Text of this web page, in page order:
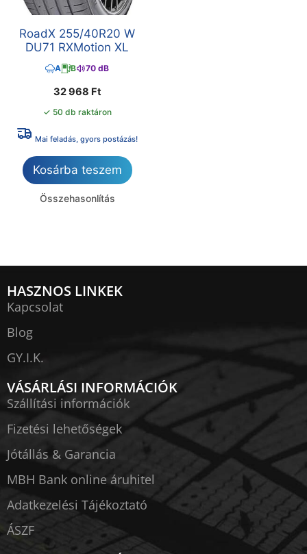
RoadX 255/40R20 W
DU71 RXMotion XL
A B 70 dB
32 968 Ft
✓ 50 db raktáron
Mai feladás, gyors postázás!
Kosárba teszem
Összehasonlítás
HASZNOS LINKEK
Kapcsolat
Blog
GY.I.K.
VÁSÁRLÁSI INFORMÁCIÓK
Szállítási információk
Fizetési lehetőségek
Jótállás & Garancia
MBH Bank online áruhitel
Adatkezelési Tájékoztató
ÁSZF